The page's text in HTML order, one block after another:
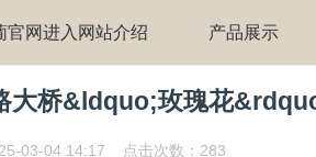
官网进入网站介绍 产品展示
大桥&ldquo;玫瑰花
03-04 14:17 点击次数：283